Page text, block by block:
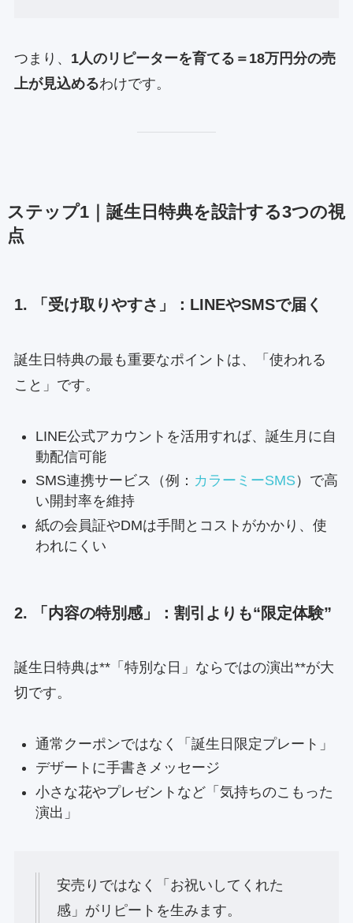
つまり、 1人のリピーターを育てる＝18万円分の売
上が見込めるわけです。
ステップ1｜誕生日特典を設計する3つの視
点
1. 「受け取りやすさ」：LINEやSMSで届く
誕生日特典の最も重要なポイントは、「使われる
こと」です。
LINE公式アカウントを活用すれば、誕生月に自
動配信可能
SMS連携サービス（例： カラーミーSMS）で高
い開封率を維持
紙の会員証やDMは手間とコストがかかり、使
われにくい
2. 「内容の特別感」：割引よりも“限定体験”
誕生日特典は**「特別な日」ならではの演出**が大
切です。
通常クーポンではなく「誕生日限定プレート」
デザートに手書きメッセージ
小さな花やプレゼントなど「気持ちのこもった
演出」
安売りではなく「お祝いしてくれた
感」がリピートを生みます。